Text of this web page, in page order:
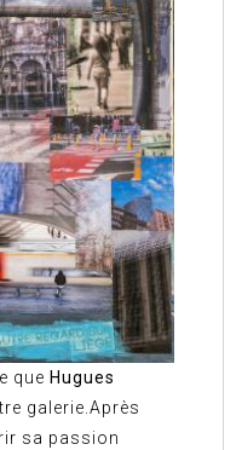
que Hugues
galerie.Après
sa passion